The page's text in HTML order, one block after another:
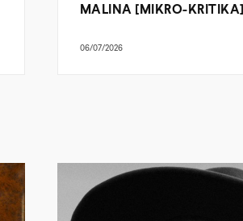
MALINA [MIKRO-KRITIKA]
06/07/2026